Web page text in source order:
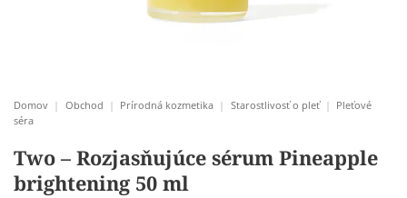
Domov | Obchod | Prírodná kozmetika | Starostlivosť o pleť | Pleťové
séra
Two – Rozjasňujúce sérum Pineapple
brightening 50 ml